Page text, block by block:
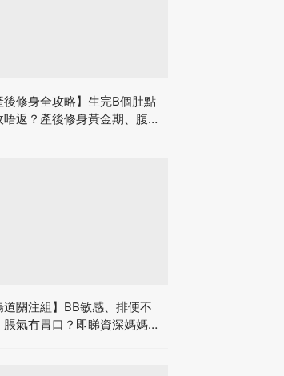
後修身全攻略】生完B個肚點
唔返？產後修身黃金期、腹直
道關注組】BB敏感、排便不
脹氣冇胃口？即睇資深媽媽分